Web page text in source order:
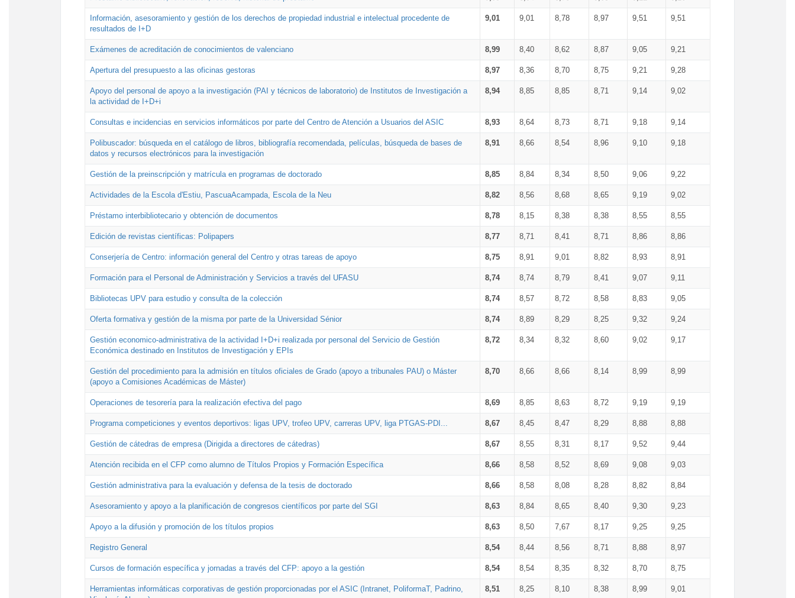
Información, asesoramiento y gestión de los derechos de propiedad industrial e intelectual procedente de
resultados de I+D
9,01 9,01 8,78 8,97 9,51 9,51
Exámenes de acreditación de conocimientos de valenciano 8,99 8,40 8,62 8,87 9,05 9,21
Apertura del presupuesto a las oficinas gestoras 8,97 8,36 8,70 8,75 9,21 9,28
Apoyo del personal de apoyo a la investigación (PAI y técnicos de laboratorio) de Institutos de Investigación a
la actividad de I+D+i
8,94 8,85 8,85 8,71 9,14 9,02
Consultas e incidencias en servicios informáticos por parte del Centro de Atención a Usuarios del ASIC 8,93 8,64 8,73 8,71 9,18 9,14
Polibuscador: búsqueda en el catálogo de libros, bibliografía recomendada, películas, búsqueda de bases de
datos y recursos electrónicos para la investigación
8,91 8,66 8,54 8,96 9,10 9,18
Gestión de la preinscripción y matrícula en programas de doctorado 8,85 8,84 8,34 8,50 9,06 9,22
Actividades de la Escola d'Estiu, PascuaAcampada, Escola de la Neu 8,82 8,56 8,68 8,65 9,19 9,02
Préstamo interbibliotecario y obtención de documentos 8,78 8,15 8,38 8,38 8,55 8,55
Edición de revistas científicas: Polipapers 8,77 8,71 8,41 8,71 8,86 8,86
Conserjería de Centro: información general del Centro y otras tareas de apoyo 8,75 8,91 9,01 8,82 8,93 8,91
Formación para el Personal de Administración y Servicios a través del UFASU 8,74 8,74 8,79 8,41 9,07 9,11
Bibliotecas UPV para estudio y consulta de la colección 8,74 8,57 8,72 8,58 8,83 9,05
Oferta formativa y gestión de la misma por parte de la Universidad Sénior 8,74 8,89 8,29 8,25 9,32 9,24
Gestión economico-administrativa de la actividad I+D+i realizada por personal del Servicio de Gestión
Económica destinado en Institutos de Investigación y EPIs
8,72 8,34 8,32 8,60 9,02 9,17
Gestión del procedimiento para la admisión en títulos oficiales de Grado (apoyo a tribunales PAU) o Máster
(apoyo a Comisiones Académicas de Máster)
8,70 8,66 8,66 8,14 8,99 8,99
Operaciones de tesorería para la realización efectiva del pago 8,69 8,85 8,63 8,72 9,19 9,19
Programa competiciones y eventos deportivos: ligas UPV, trofeo UPV, carreras UPV, liga PTGAS-PDI... 8,67 8,45 8,47 8,29 8,88 8,88
Gestión de cátedras de empresa (Dirigida a directores de cátedras) 8,67 8,55 8,31 8,17 9,52 9,44
Atención recibida en el CFP como alumno de Títulos Propios y Formación Específica 8,66 8,58 8,52 8,69 9,08 9,03
Gestión administrativa para la evaluación y defensa de la tesis de doctorado 8,66 8,58 8,08 8,28 8,82 8,84
Asesoramiento y apoyo a la planificación de congresos científicos por parte del SGI 8,63 8,84 8,65 8,40 9,30 9,23
Apoyo a la difusión y promoción de los títulos propios 8,63 8,50 7,67 8,17 9,25 9,25
Registro General 8,54 8,44 8,56 8,71 8,88 8,97
Cursos de formación específica y jornadas a través del CFP: apoyo a la gestión 8,54 8,54 8,35 8,32 8,70 8,75
Herramientas informáticas corporativas de gestión proporcionadas por el ASIC (Intranet, PoliformaT, Padrino,
8,51 8,25 8,10 8,38 8,99 9,01